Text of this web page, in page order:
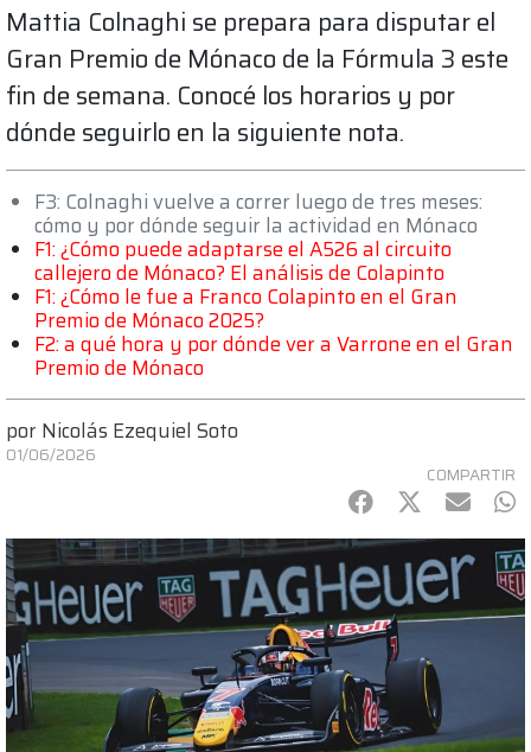
Mattia Colnaghi se prepara para disputar el
Gran Premio de Mónaco de la Fórmula 3 este
fin de semana. Conocé los horarios y por
dónde seguirlo en la siguiente nota.
F3: Colnaghi vuelve a correr luego de tres meses:
cómo y por dónde seguir la actividad en Mónaco
F1: ¿Cómo puede adaptarse el A526 al circuito
callejero de Mónaco? El análisis de Colapinto
F1: ¿Cómo le fue a Franco Colapinto en el Gran
Premio de Mónaco 2025?
F2: a qué hora y por dónde ver a Varrone en el Gran
Premio de Mónaco
por Nicolás Ezequiel Soto
01/06/2026
COMPARTIR
Facebook
Twitter
mail